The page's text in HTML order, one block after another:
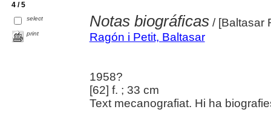
4 / 5
select
print
Notas biográficas/ [Baltasar
Ragón i Petit, Baltasar
1958?
[62] f. ; 33 cm
Text mecanografiat. Hi ha